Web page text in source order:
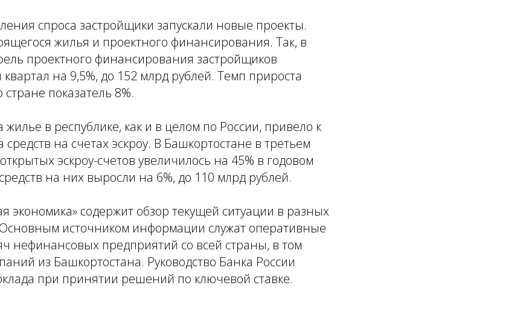
спроса застройщики запускали новые проекты.
жилья и проектного финансирования. Так, в
проектного финансирования застройщиков
квартал на 9,5%, до 152 млрд рублей. Темп прироста
показатель 8%.
в республике, как и в целом по России, привело к
на счетах эскроу. В Башкортостане в третьем
эскроу-счетов увеличилось на 45% в годовом
на них выросли на 6%, до 110 млрд рублей.
экономика» содержит обзор текущей ситуации в разных
источником информации служат оперативные
нефинансовых предприятий со всей страны, в том
из Башкортостана. Руководство Банка России
при принятии решений по ключевой ставке.